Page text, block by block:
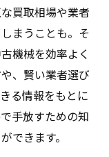
買取相場や業者
まうことも。そ
機械を効率よく
、賢い業者選び
る情報をもとに
手放すための知
できます。